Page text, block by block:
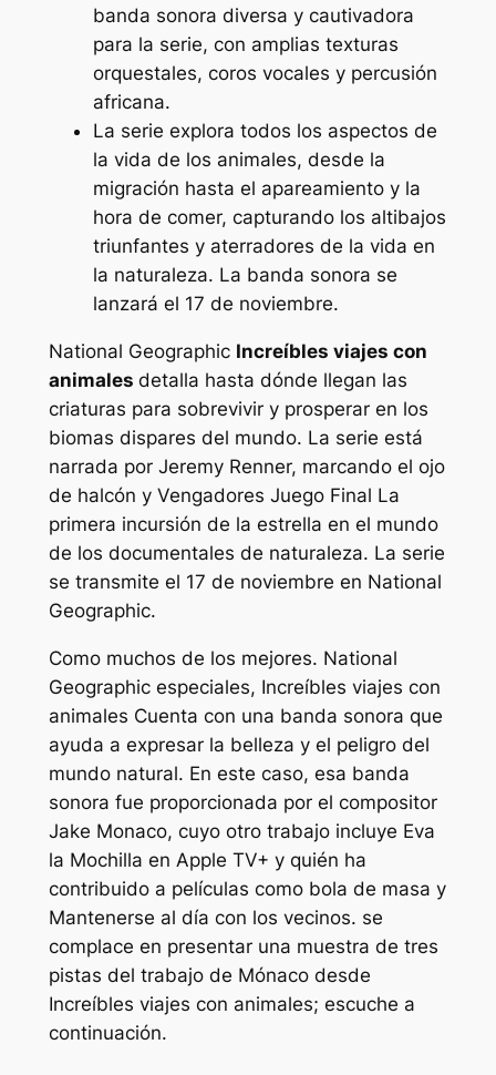
banda sonora diversa y cautivadora
para la serie, con amplias texturas
orquestales, coros vocales y percusión
africana.
La serie explora todos los aspectos de
la vida de los animales, desde la
migración hasta el apareamiento y la
hora de comer, capturando los altibajos
triunfantes y aterradores de la vida en
la naturaleza. La banda sonora se
lanzará el 17 de noviembre.
National Geographic Increíbles viajes con
animales detalla hasta dónde llegan las
criaturas para sobrevivir y prosperar en los
biomas dispares del mundo. La serie está
narrada por Jeremy Renner, marcando el ojo
de halcón y Vengadores Juego Final La
primera incursión de la estrella en el mundo
de los documentales de naturaleza. La serie
se transmite el 17 de noviembre en National
Geographic.
Como muchos de los mejores. National
Geographic especiales, Increíbles viajes con
animales Cuenta con una banda sonora que
ayuda a expresar la belleza y el peligro del
mundo natural. En este caso, esa banda
sonora fue proporcionada por el compositor
Jake Monaco, cuyo otro trabajo incluye Eva
la Mochilla en Apple TV+ y quién ha
contribuido a películas como bola de masa y
Mantenerse al día con los vecinos. se
complace en presentar una muestra de tres
pistas del trabajo de Mónaco desde
Increíbles viajes con animales; escuche a
continuación.